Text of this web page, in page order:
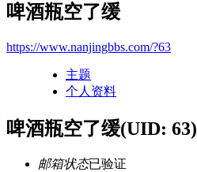
啤酒瓶空了缓
https://www.nanjingbbs.com/?63
主题
个人资料
啤酒瓶空了缓(UID: 63)
邮箱状态已验证